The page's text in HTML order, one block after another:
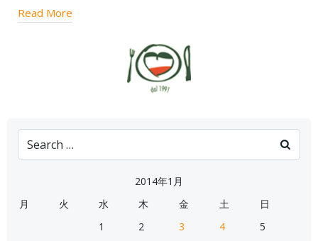
Read More
Search
for:
2014年1月
月
火 水 木 金 土
日
1
2 3 4
5